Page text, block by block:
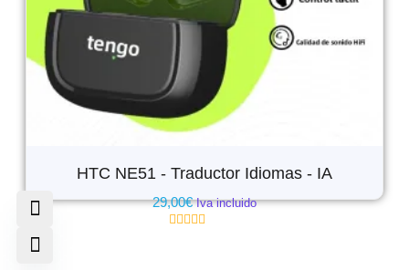
HTC NE51 - Traductor Idiomas - IA
29,00€ Iva incluido